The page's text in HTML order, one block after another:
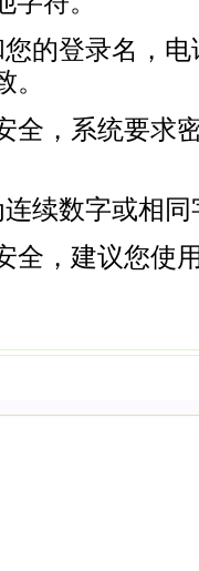
登录名，电
，系统要求
续数字或相同
，建议您使